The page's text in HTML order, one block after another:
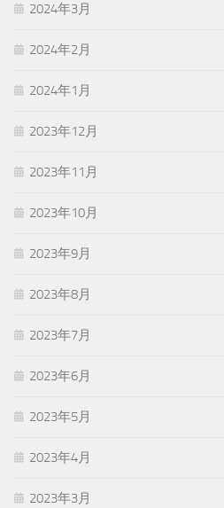
2024年3月
2024年2月
2024年1月
2023年12月
2023年11月
2023年10月
2023年9月
2023年8月
2023年7月
2023年6月
2023年5月
2023年4月
2023年3月